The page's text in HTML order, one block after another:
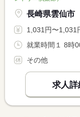
長崎県雲仙市
1,031円〜1,031円 ※フルタイム
その他
求人詳